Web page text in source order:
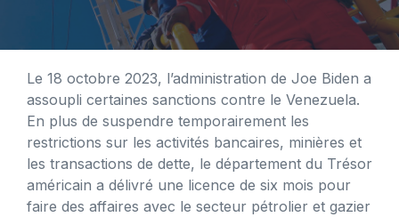
Le 18 octobre 2023, l’administration de Joe Biden a
assoupli certaines sanctions contre le Venezuela.
En plus de suspendre temporairement les
restrictions sur les activités bancaires, minières et
les transactions de dette, le département du Trésor
américain a délivré une licence de six mois pour
faire des affaires avec le secteur pétrolier et gazier